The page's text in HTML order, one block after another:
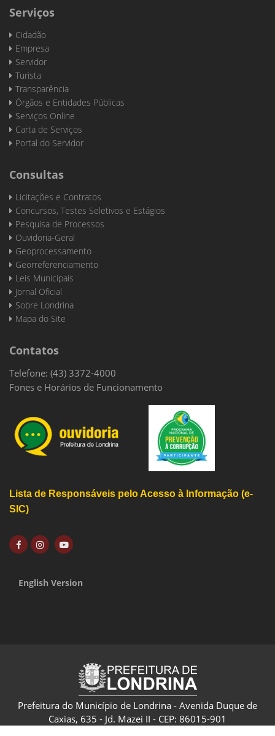
Serviços
Cidadão
Empresa
Servidor
Turista
Transparência
Órgãos e Entidades Públicas
Serviços Online
Carta de Serviços
Portal do Servidor
Consultas
Licitações e Contratos
Concursos, Testes Seletivos e Estágios
Pesquisa de Processos
Ouvidoria-Geral
Geoprocessamento
Georreferenciamento
Leis Municipais
Jornal Oficial
Sobre Londrina
Mapa do Site
Contatos
Telefone: (43) 3372-4000
Fones e Horários de Funcionamento
Lista de Responsáveis pelo Acesso à Informação (e-
SIC)
English Version
Prefeitura do Município de Londrina - Avenida Duque de
Caxias, 635 - Jd. Mazei II - CEP: 86015-901